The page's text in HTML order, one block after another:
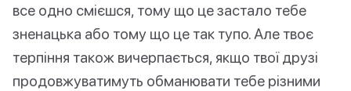
все одно смієшся, тому що це застало тебе
зненацька або тому що це так тупо. Але твоє
терпіння також вичерпається, якщо твої друзі
продовжуватимуть обманювати тебе різними